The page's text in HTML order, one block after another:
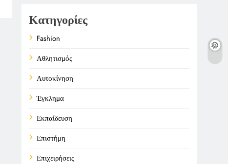
Κατηγορίες
Fashion
Αθλητισμός
Αυτοκίνηση
Έγκλημα
Εκπαίδευση
Επιστήμη
Επιχειρήσεις